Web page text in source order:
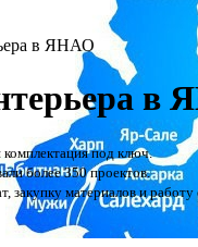
в ЯНАО
в
под ключ.
более 350 проектов.
закупку материалов и работу